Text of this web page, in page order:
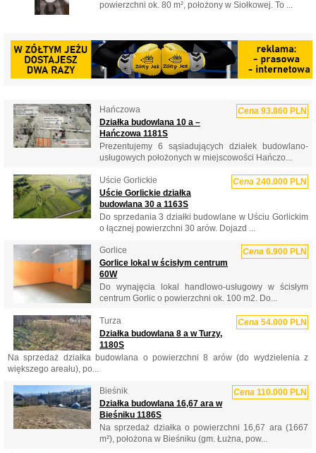
powierzchni ok. 80 m², położony w Siołkowej. To ...
Hańczowa Cena 93.860 PLN
Działka budowlana 10 a –
Hańczowa 1181S
Prezentujemy 6 sąsiadujących działek budowlano-
usługowych położonych w miejscowości Hańczo...
Uście Gorlickie Cena 240.000 PLN
Uście Gorlickie działka
budowlana 30 a 1163S
Do sprzedania 3 działki budowlane w Uściu Gorlickim
o łącznej powierzchni 30 arów. Dojazd ...
Gorlice Cena 6.900 PLN
Gorlice lokal w ścisłym centrum
60W
Do wynajęcia lokal handlowo-usługowy w ścisłym
centrum Gorlic o powierzchni ok. 100 m2. Do...
Turza Cena 54.000 PLN
Działka budowlana 8 a w Turzy,
1180S
Na sprzedaż działka budowlana o powierzchni 8 arów (do wydzielenia z
większego areału), po...
Bieśnik Cena 110.000 PLN
Działka budowlana 16,67 ara w
Bieśniku 1186S
Na sprzedaż działka o powierzchni 16,67 ara (1667
m²), położona w Bieśniku (gm. Łużna, pow...